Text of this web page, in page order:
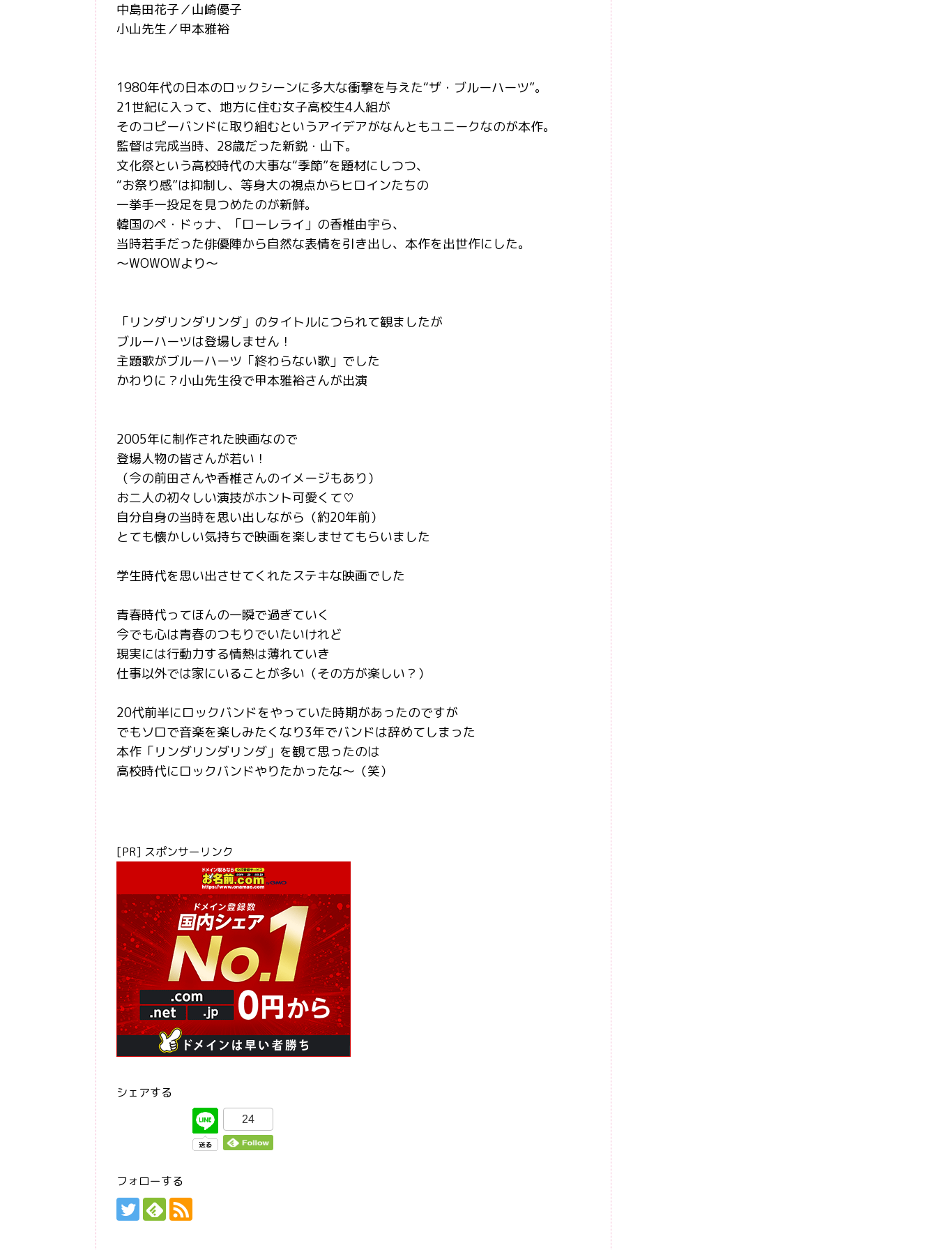
中島田花子／山崎優子
小山先生／甲本雅裕
1980年代の日本のロックシーンに多大な衝撃を与えた“ザ・ブルーハーツ”。
21世紀に入って、地方に住む女子高校生4人組が
そのコピーバンドに取り組むというアイデアがなんともユニークなのが本作。
監督は完成当時、28歳だった新鋭・山下。
文化祭という高校時代の大事な“季節”を題材にしつつ、
“お祭り感”は抑制し、等身大の視点からヒロインたちの
一挙手一投足を見つめたのが新鮮。
韓国のペ・ドゥナ、「ローレライ」の香椎由宇ら、
当時若手だった俳優陣から自然な表情を引き出し、本作を出世作にした。
～WOWOWより～
「リンダリンダリンダ」のタイトルにつられて観ましたが
ブルーハーツは登場しません！
主題歌がブルーハーツ「終わらない歌」でした
かわりに？小山先生役で甲本雅裕さんが出演
2005年に制作された映画なので
登場人物の皆さんが若い！
（今の前田さんや香椎さんのイメージもあり）
お二人の初々しい演技がホント可愛くて♡
自分自身の当時を思い出しながら（約20年前）
とても懐かしい気持ちで映画を楽しませてもらいました
学生時代を思い出させてくれたステキな映画でした
青春時代ってほんの一瞬で過ぎていく
今でも心は青春のつもりでいたいけれど
現実には行動力する情熱は薄れていき
仕事以外では家にいることが多い（その方が楽しい？）
20代前半にロックバンドをやっていた時期があったのですが
でもソロで音楽を楽しみたくなり3年でバンドは辞めてしまった
本作「リンダリンダリンダ」を観て思ったのは
高校時代にロックバンドやりたかったな～（笑）
[PR] スポンサーリンク
シェアする
24
フォローする